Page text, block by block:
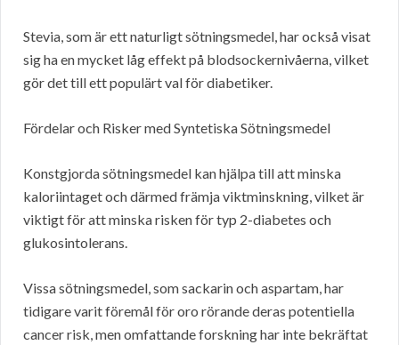
Stevia, som är ett naturligt sötningsmedel, har också visat
sig ha en mycket låg effekt på blodsockernivåerna, vilket
gör det till ett populärt val för diabetiker.
Fördelar och Risker med Syntetiska Sötningsmedel
Konstgjorda sötningsmedel kan hjälpa till att minska
kaloriintaget och därmed främja viktminskning, vilket är
viktigt för att minska risken för typ 2-diabetes och
glukosintolerans.
Vissa sötningsmedel, som sackarin och aspartam, har
tidigare varit föremål för oro rörande deras potentiella
cancer risk, men omfattande forskning har inte bekräftat